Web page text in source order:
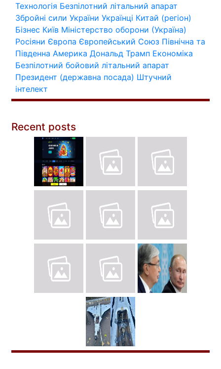
Технологія Безпілотний літальний апарат
Збройні сили України Українці Китай (регіон)
Бізнес Київ Міністерство оборони (Україна)
Росіяни Європа Європейський Союз Північна та
Південна Америка Дональд Трамп Економіка
Безпілотний бойовий літальний апарат
Президент (державна посада) Штучний
інтелект
Recent posts